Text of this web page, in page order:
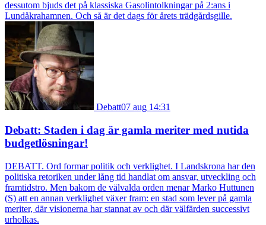
dessutom bjuds det på klassiska Gasolintolkningar på 2:ans i
Lundåkrahamnen. Och så är det dags för årets trädgårdsgille.
Debatt07 aug 14:31
Debatt: Staden i dag är gamla meriter med nutida
budgetlösningar!
DEBATT. Ord formar politik och verklighet. I Landskrona har den
politiska retoriken under lång tid handlat om ansvar, utveckling och
framtidstro. Men bakom de välvalda orden menar Marko Huttunen
(S) att en annan verklighet växer fram: en stad som lever på gamla
meriter, där visionerna har stannat av och där välfärden successivt
urholkas.